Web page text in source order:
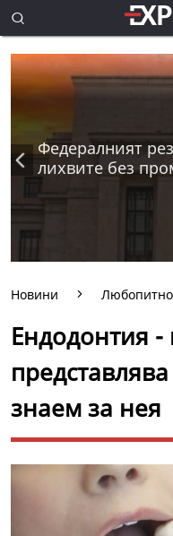
Федералният
лихвите без
Новини Любопитно
Ендодонтия -
знаем за нея